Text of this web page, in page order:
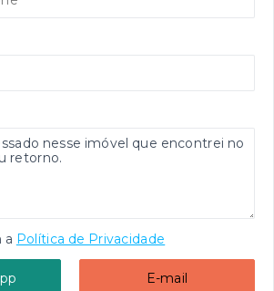
a Política de Privacidade
E-mail